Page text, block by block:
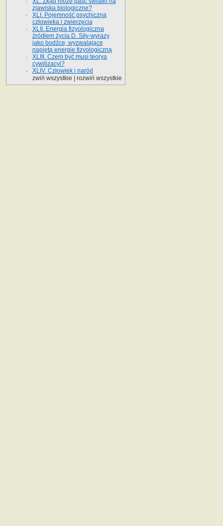
zjawiska biologiczne?
XLI. Pojemność psychiczna
człowieka i zwierzęcia
XLII. Energia fizyologiczna
źródłem życia D. Siły-wyrazy
jako bodźce, wyzwalające
napiętą energie fizyologiczną
XLIII. Czem być musi teorya
cywilizacyi?
XLIV. Człowiek i naród
zwiń wszystkie
rozwiń wszystkie